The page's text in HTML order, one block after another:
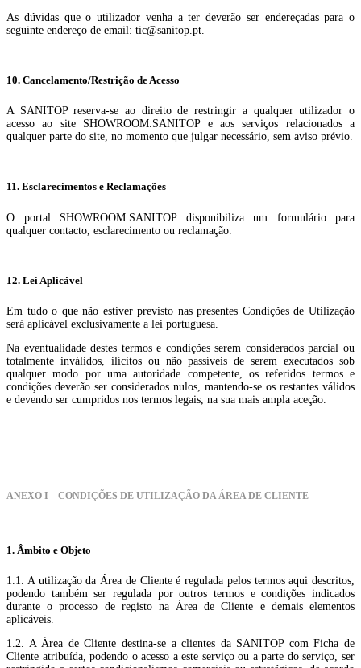
As dúvidas que o utilizador venha a ter deverão ser endereçadas para o
seguinte endereço de email: tic@sanitop.pt.
10. Cancelamento/Restrição de Acesso
A SANITOP reserva-se ao direito de restringir a qualquer utilizador o
acesso ao site SHOWROOM.SANITOP e aos serviços relacionados a
qualquer parte do site, no momento que julgar necessário, sem aviso prévio.
11. Esclarecimentos e Reclamações
O portal SHOWROOM.SANITOP disponibiliza um formulário para
qualquer contacto, esclarecimento ou reclamação.
12. Lei Aplicável
Em tudo o que não estiver previsto nas presentes Condições de Utilização
será aplicável exclusivamente a lei portuguesa.
Na eventualidade destes termos e condições serem considerados parcial ou
totalmente inválidos, ilícitos ou não passíveis de serem executados sob
qualquer modo por uma autoridade competente, os referidos termos e
condições deverão ser considerados nulos, mantendo-se os restantes válidos
e devendo ser cumpridos nos termos legais, na sua mais ampla aceção.
ANEXO I – CONDIÇÕES DE UTILIZAÇÃO DA ÁREA DE CLIENTE
1. Âmbito e Objeto
1.1. A utilização da Área de Cliente é regulada pelos termos aqui descritos,
podendo também ser regulada por outros termos e condições indicados
durante o processo de registo na Área de Cliente e demais elementos
aplicáveis.
1.2. A Área de Cliente destina-se a clientes da SANITOP com Ficha de
Cliente atribuída, podendo o acesso a este serviço ou a parte do serviço, ser